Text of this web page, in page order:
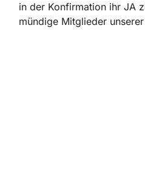
in der Konfirmation ihr JA
mündige Mitglieder